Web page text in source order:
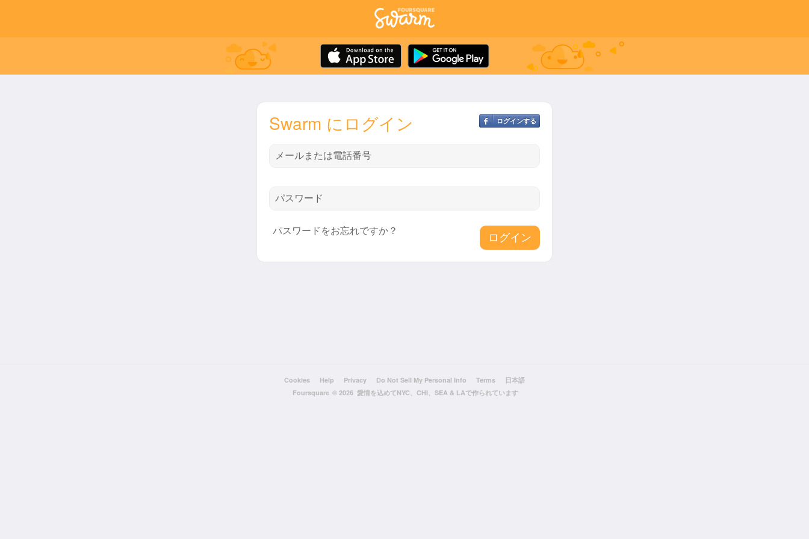
ログインする
Swarm にログイン
メールまたは電話番号
パスワード
パスワードをお忘れですか？
Cookies Help Privacy Do Not Sell My Personal Info Terms
日本語
Foursquare © 2026 愛情を込めてNYC、CHI、SEA & LAで作られています